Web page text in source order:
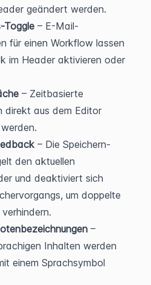
geändert werden.
Toggle – E-Mail-
für einen Workflow lassen
im Header aktivieren oder
– Zeitbasierte
direkt aus dem Editor
– Die Speichern-
den aktuellen
und deaktiviert sich
um doppelte
–
Inhalten werden
einem Sprachsymbol